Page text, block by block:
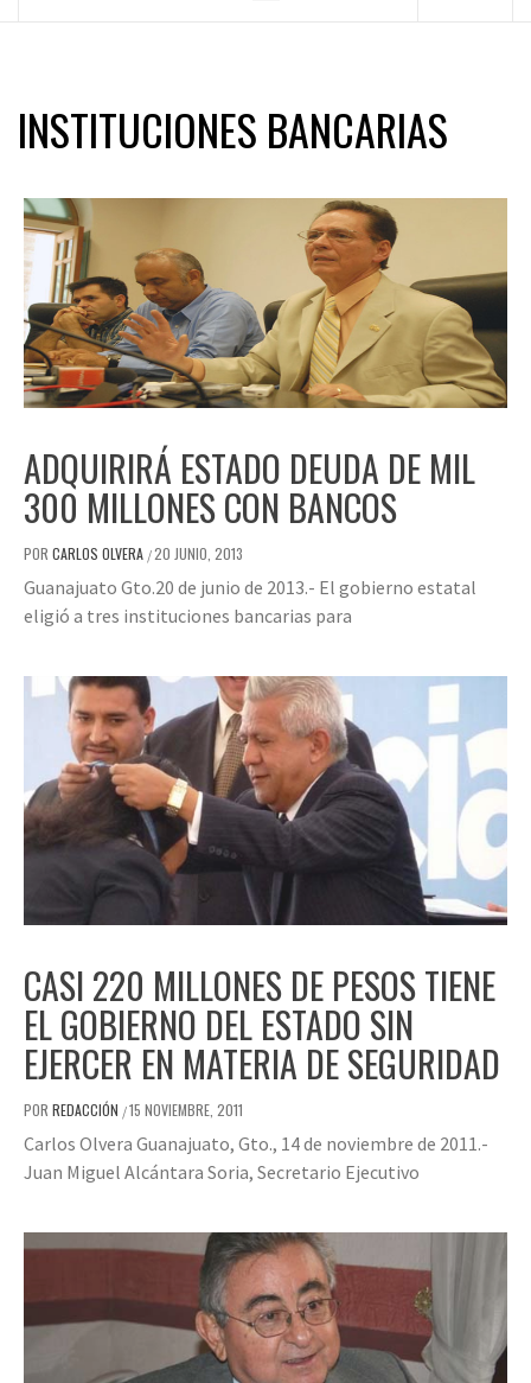
INSTITUCIONES BANCARIAS
ADQUIRIRÁ ESTADO DEUDA DE MIL
300 MILLONES CON BANCOS
POR CARLOS OLVERA /20 JUNIO, 2013
Guanajuato Gto.20 de junio de 2013.- El gobierno estatal
eligió a tres instituciones bancarias para
CASI 220 MILLONES DE PESOS TIENE
EL GOBIERNO DEL ESTADO SIN
EJERCER EN MATERIA DE SEGURIDAD
POR REDACCIÓN /15 NOVIEMBRE, 2011
Carlos Olvera Guanajuato, Gto., 14 de noviembre de 2011.-
Juan Miguel Alcántara Soria, Secretario Ejecutivo